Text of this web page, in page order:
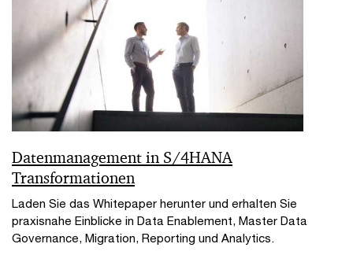
Datenmanagement in S/4HANA
Transformationen
Laden Sie das Whitepaper herunter und erhalten Sie
praxisnahe Einblicke in Data Enablement, Master Data
Governance, Migration, Reporting und Analytics.